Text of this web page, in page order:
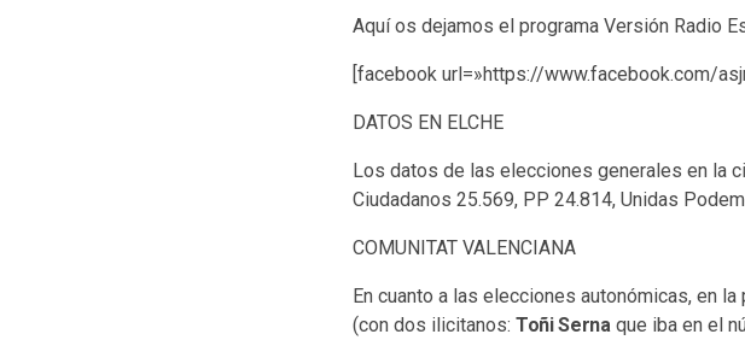
Aquí os dejamos el programa Versión Radio
[facebook url=»https://www.facebook.com/
DATOS EN ELCHE
Los datos de las elecciones generales en la
Ciudadanos 25.569, PP 24.814, Unidas
COMUNITAT VALENCIANA
En cuanto a las elecciones autonómicas, en
(con dos ilicitanos: Toñi Serna que iba en el